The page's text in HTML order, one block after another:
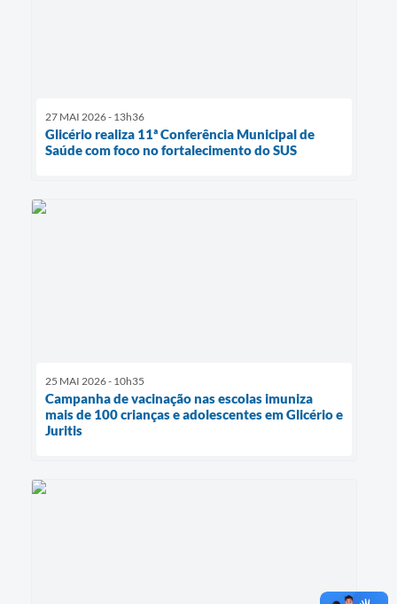
27 MAI 2026 - 13h36
Glicério realiza 11ª Conferência Municipal de
Saúde com foco no fortalecimento do SUS
25 MAI 2026 - 10h35
Campanha de vacinação nas escolas imuniza
mais de 100 crianças e adolescentes em Glicério e
Juritis